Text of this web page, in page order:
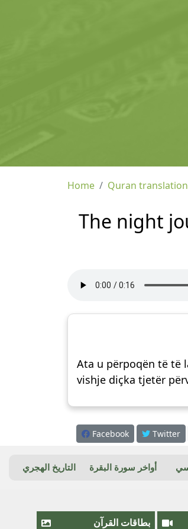
Home Quran
The night
Ata u përpoqën të të
vishje diçka tjetër
Facebook Twitter
أواخر سورة البقرة التاريخ الهجري
بطاقات القرآن